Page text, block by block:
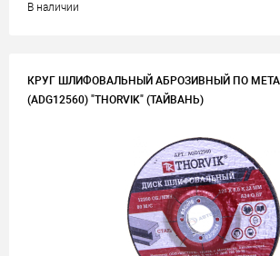
В наличии
КРУГ ШЛИФОВАЛЬНЫЙ АБРОЗИВНЫЙ ПО
(ADG12560) "THORVIK" (ТАЙВАНЬ)